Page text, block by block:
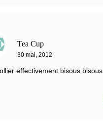
Tea Cup
30 mai, 2012
effectivement bisous bisous